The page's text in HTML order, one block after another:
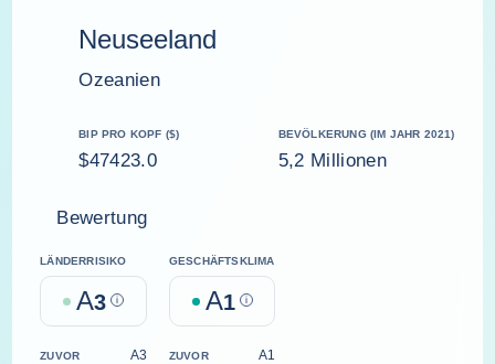
Neuseeland
Ozeanien
BIP PRO KOPF ($)
$47423.0
BEVÖLKERUNG (IM JAHR 2021)
5,2 Millionen
Bewertung
LÄNDERRISIKO
A3 Help
GESCHÄFTSKLIMA
A1 Help
ZUVOR A3 ZUVOR A1